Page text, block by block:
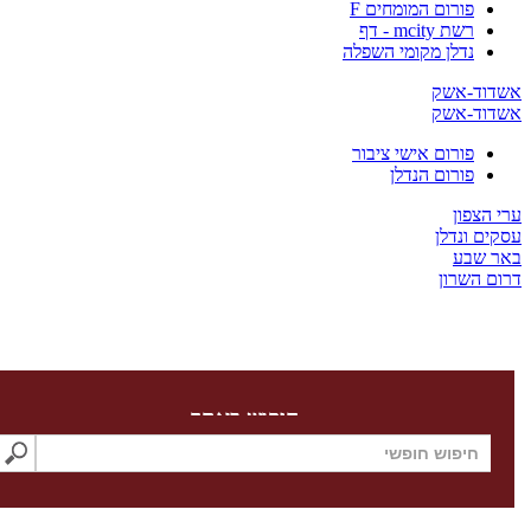
פורום המומחים F
רשת mcity - דף
נדלן מקומי השפלה
אשק
אשק
פורום אישי ציבור
פורום הנדלן
ונדלן
חיפוש באתר